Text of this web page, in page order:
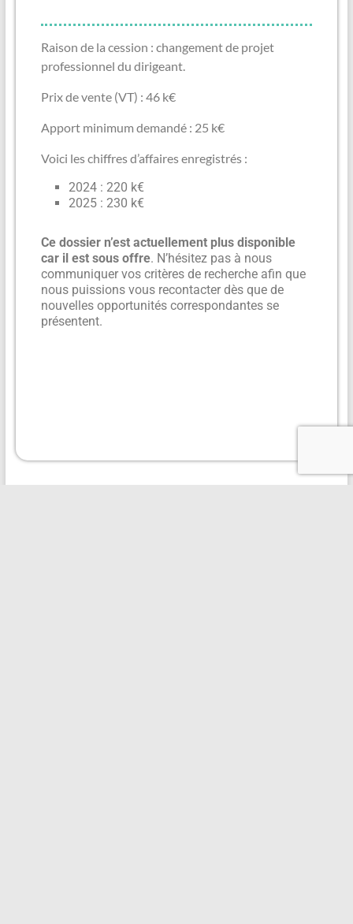
Raison de la cession : changement de projet
professionnel du dirigeant.
Prix de vente (VT) : 46 k€
Apport minimum demandé : 25 k€
Voici les chiffres d’affaires enregistrés :
2024 : 220 k€
2025 : 230 k€
Ce dossier n’est actuellement plus disponible
car il est sous offre. N’hésitez pas à nous
communiquer vos critères de recherche afin que
nous puissions vous recontacter dès que de
nouvelles opportunités correspondantes se
présentent.